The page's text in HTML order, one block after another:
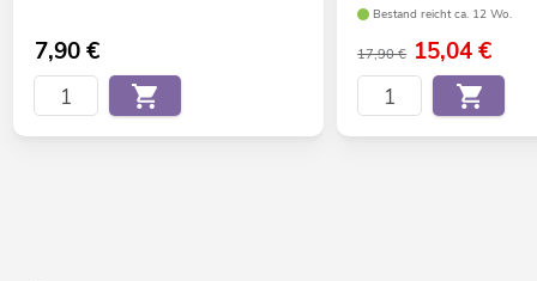
7,90€
Bestand reicht ca. 12 Wo.
17,90 € 15,04€